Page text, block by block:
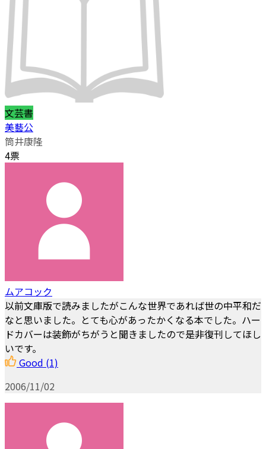
文芸書
美藝公
筒井康隆
4票
ムアコック
以前文庫版で読みましたがこんな世界であれば世の中平和だ
なと思いました。とても心があったかくなる本でした。ハー
ドカバーは装飾がちがうと聞きましたので是非復刊してほし
いです。
Good (1)
2006/11/02